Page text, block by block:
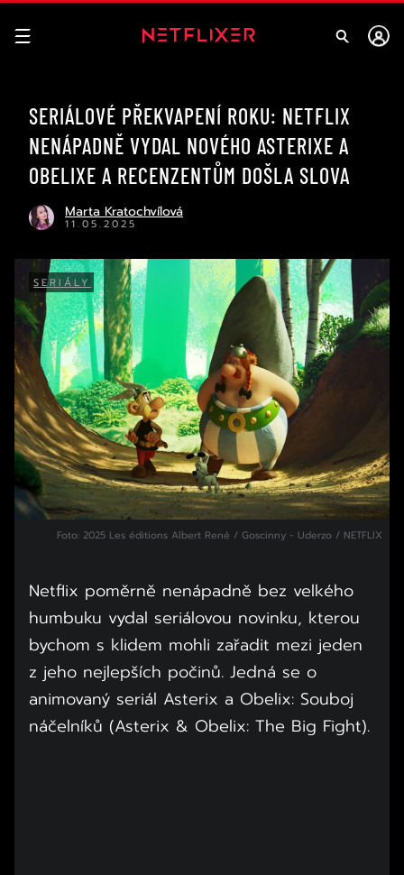
SERIÁLOVÉ PŘEKVAPENÍ ROKU: NETFLIX
NENÁPADNĚ VYDAL NOVÉHO ASTERIXE A
OBELIXE A RECENZENTŮM DOŠLA SLOVA
Marta Kratochvílová
11.05.2025
SERIÁLY
Foto: 2025 Les éditions Albert René / Goscinny - Uderzo / NETFLIX
Netflix poměrně nenápadně bez velkého
humbuku vydal seriálovou novinku, kterou
bychom s klidem mohli zařadit mezi jeden
z jeho nejlepších počinů. Jedná se o
animovaný seriál Asterix a Obelix: Souboj
náčelníků (Asterix & Obelix: The Big Fight).